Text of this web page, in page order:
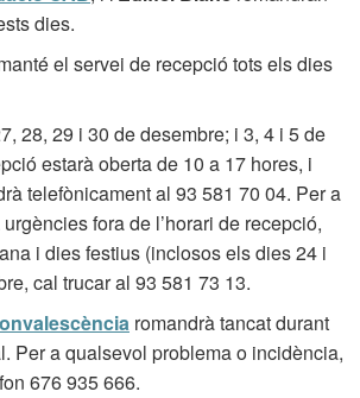
dies.
el servei de recepció tots els dies
28, 29 i 30 de desembre; i 3, 4 i 5 de
estarà oberta de 10 a 17 hores, i
telefònicament al 93 581 70 04. Per a
urgències fora de l’horari de recepció,
i dies festius (inclosos els dies 24 i
cal trucar al 93 581 73 13.
romandrà tancat durant
Per a qualsevol problema o incidència,
676 935 666.